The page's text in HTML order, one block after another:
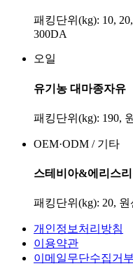
패킹단위(kg): 10,
300DA
오일
유기농 대마종자유
패킹단위(kg): 190,
OEM·ODM / 기타
스테비아&에리스
패킹단위(kg): 20,
개인정보처리방침
이용약관
이메일무단수집거부